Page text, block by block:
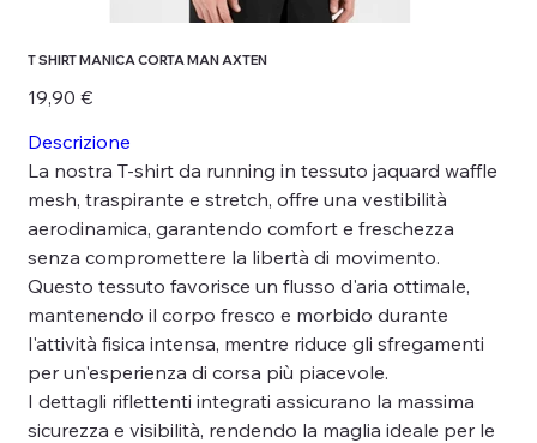
T SHIRT MANICA CORTA MAN AXTEN
Prezzo
19,90 €
Descrizione
La nostra T-shirt da running in tessuto jaquard waffle
mesh, traspirante e stretch, offre una vestibilità
aerodinamica, garantendo comfort e freschezza
senza compromettere la libertà di movimento.
Questo tessuto favorisce un flusso d'aria ottimale,
mantenendo il corpo fresco e morbido durante
l'attività fisica intensa, mentre riduce gli sfregamenti
per un'esperienza di corsa più piacevole.
I dettagli riflettenti integrati assicurano la massima
sicurezza e visibilità, rendendo la maglia ideale per le